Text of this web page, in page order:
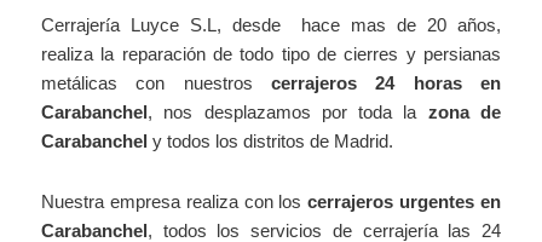
Cerrajería Luyce S.L, desde hace mas de 20 años,
realiza la reparación de todo tipo de cierres y persianas
metálicas con nuestros cerrajeros 24 horas en
Carabanchel, nos desplazamos por toda la zona de
Carabanchel y todos los distritos de Madrid.
Nuestra empresa realiza con loscerrajeros urgentes en
Carabanchel, todos los servicios de cerrajería las 24